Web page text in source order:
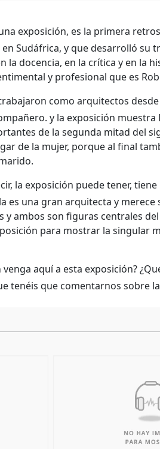
exposición, es la primera
en Sudáfrica, y que desarrolló su
la docencia, en la crítica y en la
y profesional que es
como arquitectos desde
y la exposición
de la segunda mitad del
de la mujer, porque al final
la exposición puede tener,
es una gran arquitecta y
y ambos son figuras centrales
para mostrar la singular
venga aquí a esta exposición?
tenéis que comentarnos sobre